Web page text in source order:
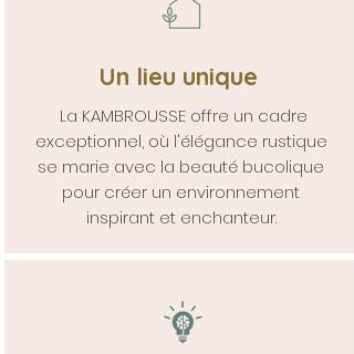
Un lieu unique
La KAMBROUSSE offre un cadre
exceptionnel, où l'élégance rustique
se marie avec la beauté bucolique
pour créer un environnement
inspirant et enchanteur.